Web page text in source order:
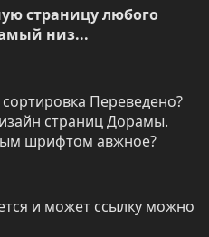
страницу любого
низ...
Переведено?
страниц Дорамы.
шрифтом авжное?
и может ссылку можно